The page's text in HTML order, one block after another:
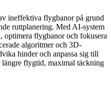
ineffektiva flygbanor på grund
ruttplanering. Med AI-system
optimera flygbanor och fokusera
algoritmer och 3D-
hinder och anpassa sig till
flygtid, maximal täckning